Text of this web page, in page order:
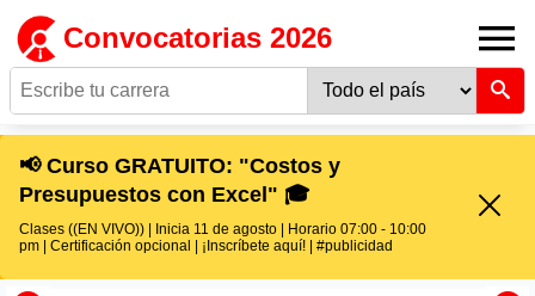
Convocatorias 2026
📢 Curso GRATUITO: "Costos y
Presupuestos con Excel" 🎓
Clases ((EN VIVO)) | Inicia 11 de agosto | Horario 07:00 - 10:00
pm | Certificación opcional | ¡Inscríbete aquí! | #publicidad